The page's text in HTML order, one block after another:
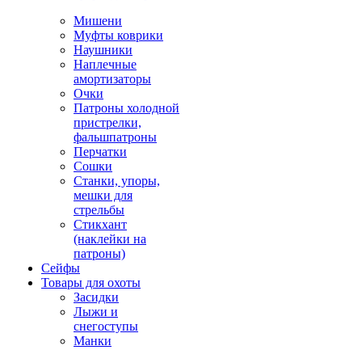
Мишени
Муфты коврики
Наушники
Наплечные
амортизаторы
Очки
Патроны холодной
пристрелки,
фальшпатроны
Перчатки
Сошки
Станки, упоры,
мешки для
стрельбы
Стикхант
(наклейки на
патроны)
Сейфы
Товары для охоты
Засидки
Лыжи и
снегоступы
Манки